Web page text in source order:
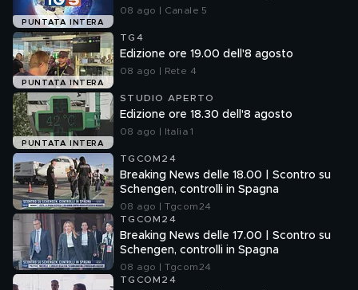
PUNTATA INTERA
08 ago | Canale 5
PUNTATA INTERA
TG4
Edizione ore 19.00 dell'8 agosto
08 ago | Rete 4
PUNTATA INTERA
STUDIO APERTO
Edizione ore 18.30 dell'8 agosto
08 ago | Italia 1
TGCOM24
Breaking News delle 18.00 | Scontro su
Schengen, controlli in Spagna
08 ago | Tgcom24
TGCOM24
Breaking News delle 17.00 | Scontro su
Schengen, controlli in Spagna
08 ago | Tgcom24
TGCOM24